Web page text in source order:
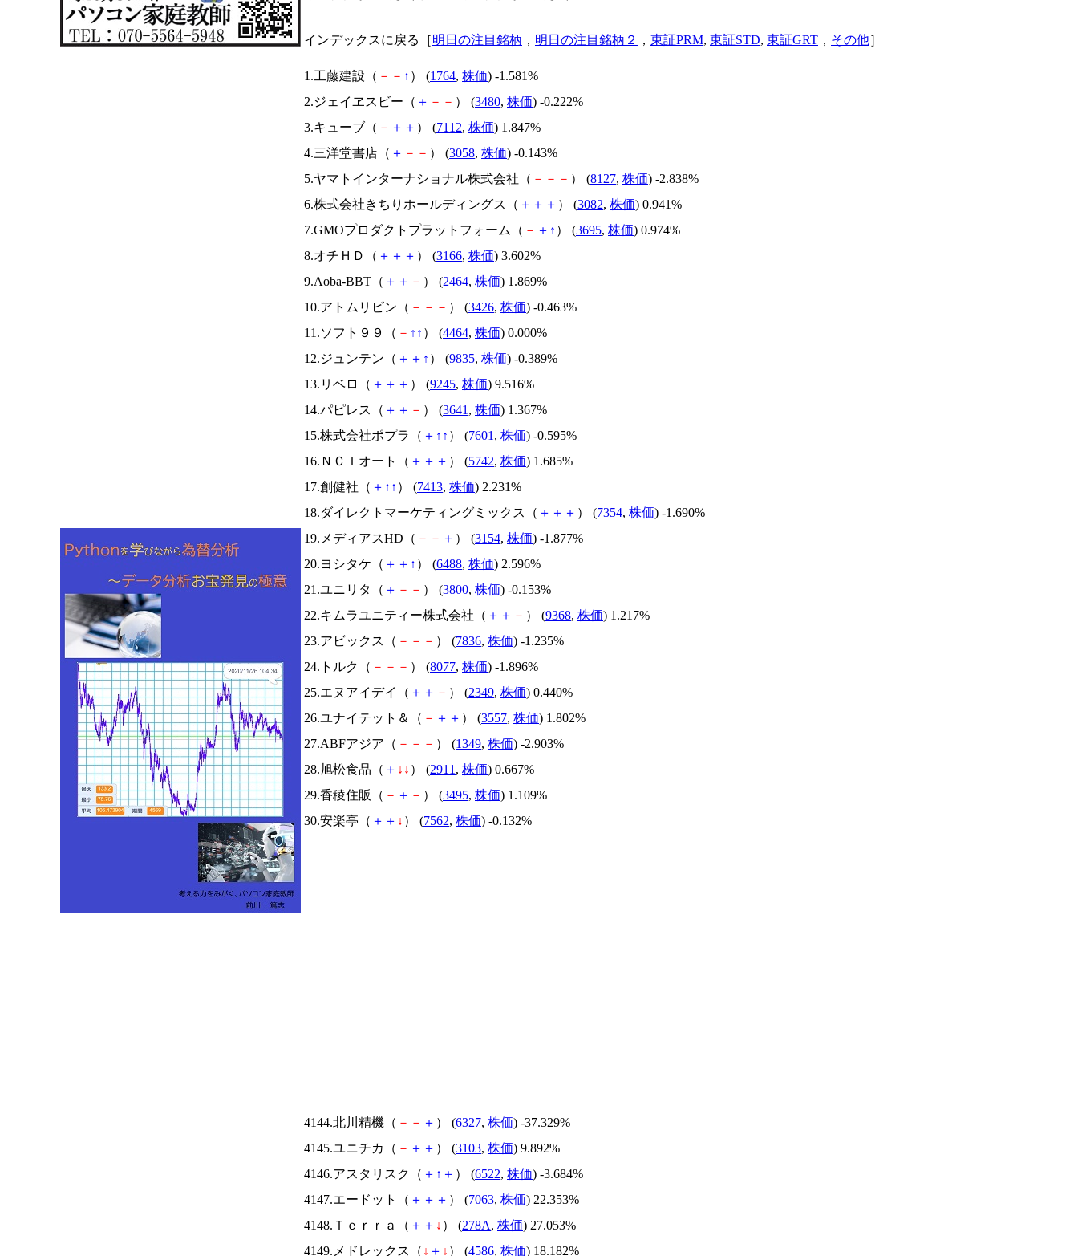
インデックスに戻る［明日の注目銘柄 ， 明日の注目銘柄２ ， 東証PRM, 東証STD, 東証GRT ， その他］
1.工藤建設（ － － ↑ ） (1764, 株価) -1.581%
2.ジェイヱスビー（ ＋ － － ） (3480, 株価) -0.222%
3.キューブ（ － ＋ ＋ ） (7112, 株価) 1.847%
4.三洋堂書店（ ＋ － － ） (3058, 株価) -0.143%
5.ヤマトインターナショナル株式会社（ － － － ） (8127, 株価) -2.838%
6.株式会社きちりホールディングス（ ＋ ＋ ＋ ） (3082, 株価) 0.941%
7.GMOプロダクトプラットフォーム（ － ＋ ↑ ） (3695, 株価) 0.974%
8.オチＨＤ（ ＋ ＋ ＋ ） (3166, 株価) 3.602%
9.Aoba-BBT（ ＋ ＋ － ） (2464, 株価) 1.869%
10.アトムリビン（ － － － ） (3426, 株価) -0.463%
11.ソフト９９（ － ↑ ↑ ） (4464, 株価) 0.000%
12.ジュンテン（ ＋ ＋ ↑ ） (9835, 株価) -0.389%
13.リベロ（ ＋ ＋ ＋ ） (9245, 株価) 9.516%
14.パピレス（ ＋ ＋ － ） (3641 , 株価) 1.367%
15.株式会社ポプラ（ ＋ ↑ ↑ ） (7601 , 株価) -0.595%
16.ＮＣＩオート（ ＋ ＋ ＋ ） (5742, 株価) 1.685%
17.創健社（ ＋ ↑ ↑ ） (7413, 株価) 2.231%
18.ダイレクトマーケティングミックス（ ＋ ＋ ＋ ） (7354, 株価) -1.690%
19.メディアスHD（ － － ＋ ） (3154, 株価) -1.877%
20.ヨシタケ（ ＋ ＋ ↑ ） (6488, 株価) 2.596%
21.ユニリタ（ ＋ － － ） (3800, 株価) -0.153%
22.キムラユニティー株式会社（ ＋ ＋ － ） (9368, 株価) 1.217%
23.アビックス（ － － － ） (7836, 株価) -1.235%
24.トルク（ － － － ） (8077, 株価) -1.896%
25.エヌアイデイ（ ＋ ＋ － ） (2349, 株価) 0.440%
26.ユナイテット＆（ － ＋ ＋ ） (3557, 株価) 1.802%
27.ABFアジア（ － － － ） (1349, 株価) -2.903%
28.旭松食品（ ＋ ↓ ↓ ） (2911 , 株価) 0.667%
29.香稜住販（ － ＋ － ） (3495, 株価) 1.109%
30.安楽亭（ ＋ ＋ ↓ ） (7562, 株価) -0.132%
4144.北川精機（ － － ＋ ） (6327, 株価) -37.329%
4145.ユニチカ（ － ＋ ＋ ） (3103, 株価) 9.892%
4146.アスタリスク（ ＋ ↑ ＋ ） (6522, 株価) -3.684%
4147.エードット（ ＋ ＋ ＋ ） (7063, 株価) 22.353%
4148.Ｔｅｒｒａ（ ＋ ＋ ↓ ） (278A, 株価) 27.053%
4149.メドレックス（ ↓ ＋ ↓ ） (4586, 株価) 18.182%